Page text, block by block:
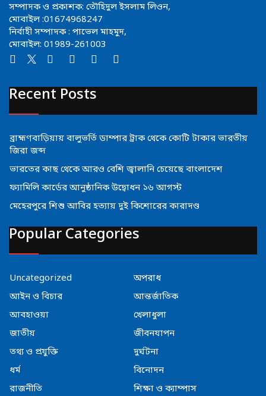
সম্পাদক ও প্রকাশক: তৌহিদুল ইসলাম লিওন,
মোবাইল :01674968247
নির্বাহী সম্পাদক : পাভেল মাহমুদ,
মোবাইল: 01989-261003
Recent Posts
ব্রাহ্মণবাড়িয়ায় বালুভর্তি ডাম্পার ট্রাক থেকে কোটি টাকার ভারতীয়
জিরা জব্দ
ভারতের কাছ থেকে আরও বেশি জ্বালানি চেয়েছে বাংলাদেশ
ফ্যামিলি কার্ডের আনুষ্ঠানিক উদ্বোধন ১৬ আগস্ট
মেহেরপুরে শিশু আবির হত্যায় দুই কিশোরের কারাদণ্ড
Popular Categories
Uncategorized
অপরাধ
আইন ও বিচার
আন্তর্জাতিক
আবহাওয়া
খেলাধুলা
জাতীয়
জীবনযাপন
তথ্য ও প্রযুক্তি
দুর্ঘটনা
ধর্ম
বিনোদন
রাজনীতি
শিক্ষা ও ক্যাম্পাস